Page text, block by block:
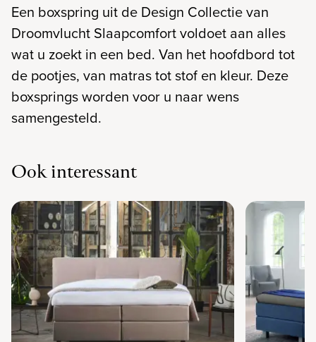
Een boxspring uit de Design Collectie van
Droomvlucht Slaapcomfort voldoet aan alles
wat u zoekt in een bed. Van het hoofdbord tot
de pootjes, van matras tot stof en kleur. Deze
boxsprings worden voor u naar wens
samengesteld.
Ook interessant